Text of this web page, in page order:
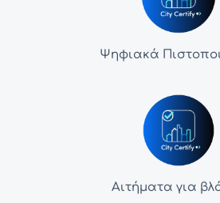
Ψηφιακά
Αιτήματα για